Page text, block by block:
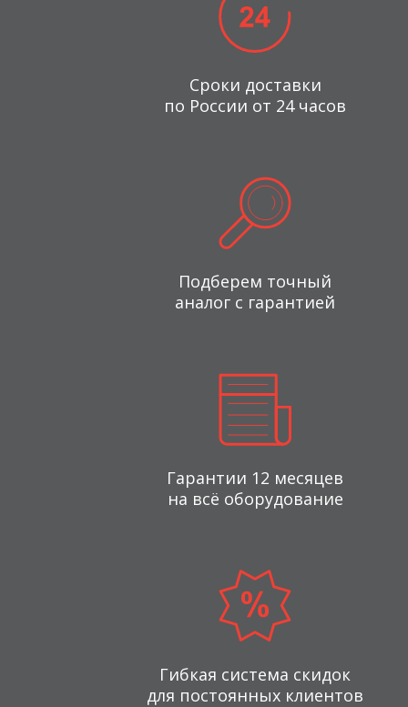
Сроки доставки
по России от 24 часов
Подберем точный
аналог с гарантией
Гарантии 12 месяцев
на всё оборудование
Гибкая система скидок
для постоянных клиентов